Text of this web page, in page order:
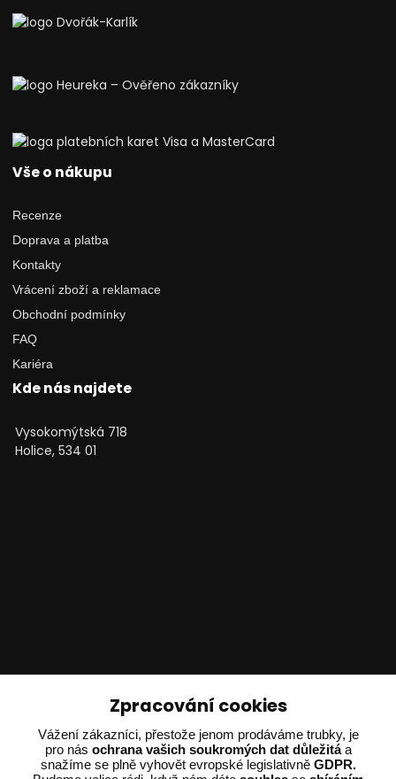
Vše o nákupu
Recenze
Doprava a platba
Kontakty
Vrácení zboží a reklamace
Obchodní podmínky
FAQ
Kariéra
Kde nás najdete
Vysokomýtská 718
Holice, 534 01
Technické poradenství
Ing. Adam Dvořák
+420 602 234 254
(Po-Pá 8:00 - 15:00)
Zpracování cookies
Vážení zákazníci, přestože jenom prodáváme trubky, je
pro nás ochrana vašich soukromých dat důležitáa
snažíme se plně vyhovět evropské legislativně GDPR.